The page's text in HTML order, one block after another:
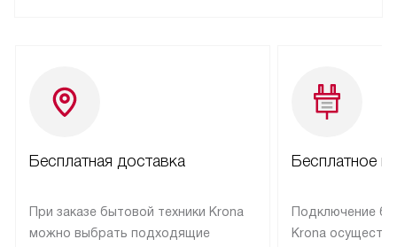
Бесплатная доставка
При заказе бытовой техники Krona
можно выбрать подходящие
Бесплатное
Подключение
Krona